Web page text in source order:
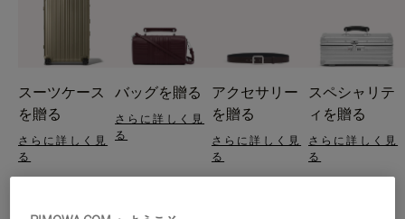
スーツケース
を贈る
さらに詳しく見
る
バッグを贈る
さらに詳しく見
る
アクセサリー
を贈る
さらに詳しく見
る
スペシャリテ
ィを贈る
さらに詳しく見
る